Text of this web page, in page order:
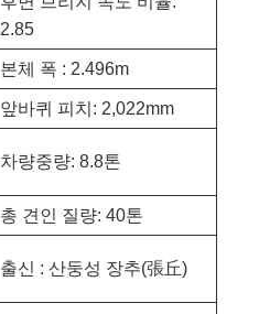
2.85
본체 폭 : 2.496m
앞바퀴 피치: 2,022mm
차량중량: 8.8톤
총 견인 질량: 40톤
출신 : 산둥성 장추(張丘)